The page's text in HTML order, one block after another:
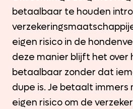
betaalbaar te houden
eigen risico in de
deze manier blijft het over
betaalbaar zonder dat
dupe is. Je betaalt immers
eigen risico om de